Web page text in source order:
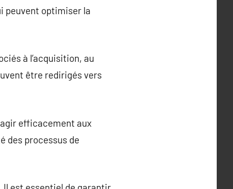
peuvent optimiser la
à l’acquisition, au
être redirigés vers
efficacement aux
des processus de